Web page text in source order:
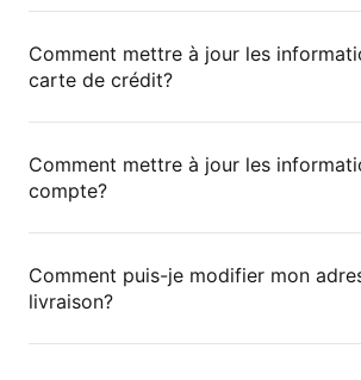
Comment mettre à jour les
carte de crédit?
Comment mettre à jour les
compte?
Comment puis-je modifier mon
livraison?